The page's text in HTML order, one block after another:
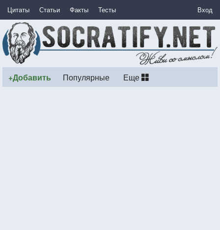
Цитаты Статьи Факты Тесты Вход
+Добавить Популярные Еще